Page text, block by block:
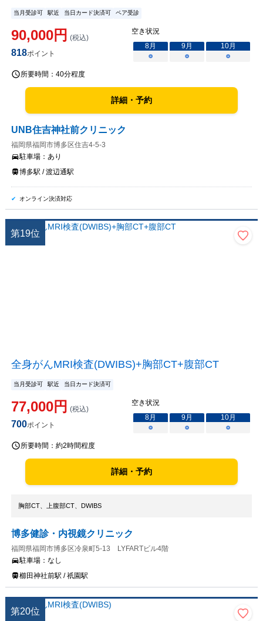
当月受診可 駅近 当日カード決済可 ペア受診
90,000円 (税込)
818ポイント
空き状況
8月 9月 10月
○
○ ○
所要時間： 40分程度
詳細・予約
UNB住吉神社前クリニック
福岡県福岡市博多区住吉4-5-3
駐車場： あり
博多駅 / 渡辺通駅
オンライン決済対応
第19位
全身がんMRI検査(DWIBS)+胸部CT+腹部CT
当月受診可 駅近 当日カード決済可
77,000円 (税込)
700ポイント
空き状況
8月 9月 10月
○
○ ○
所要時間： 約2時間程度
詳細・予約
胸部CT、上腹部CT、DWIBS
博多健診・内視鏡クリニック
福岡県福岡市博多区冷泉町5-13 LYFARTビル4階
駐車場： なし
櫛田神社前駅 / 祇園駅
第20位